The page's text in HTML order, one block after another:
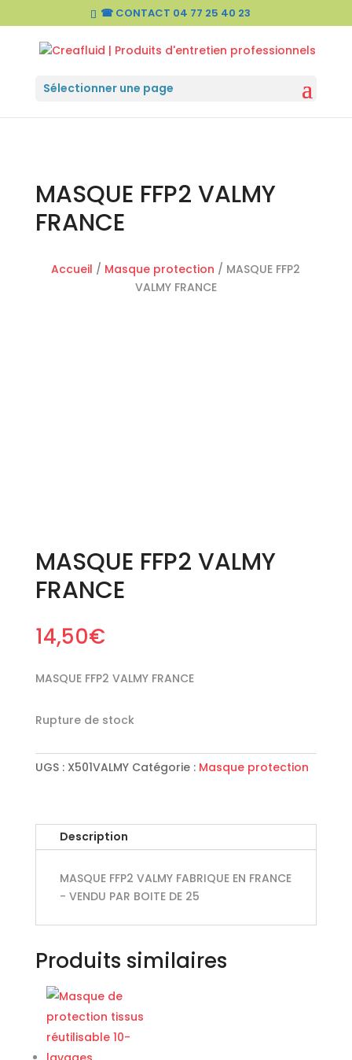
☎ CONTACT 04 77 25 40 23
Sélectionner une page
MASQUE FFP2 VALMY
FRANCE
Accueil / Masque protection / MASQUE FFP2
VALMY FRANCE
MASQUE FFP2 VALMY
FRANCE
14,50€
MASQUE FFP2 VALMY FRANCE
Rupture de stock
UGS : X501VALMY Catégorie : Masque protection
Description
MASQUE FFP2 VALMY FABRIQUE EN FRANCE
- VENDU PAR BOITE DE 25
Produits similaires